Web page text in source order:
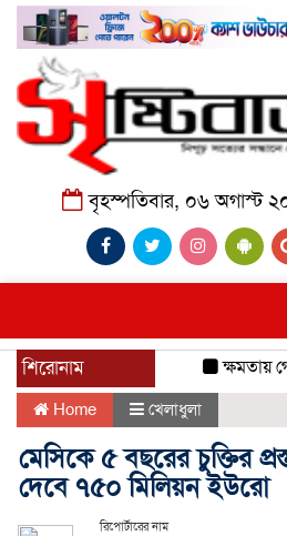
বৃহস্পতিবার, ০৬ অগাস্ট
শিরোনাম ক্ষমতায়
Home খেলাধুলা
মেসিকে ৫ বছরের চুক্তির
দেবে ৭৫০ মিলিয়ন ইউরো
রিপোর্টারের নাম